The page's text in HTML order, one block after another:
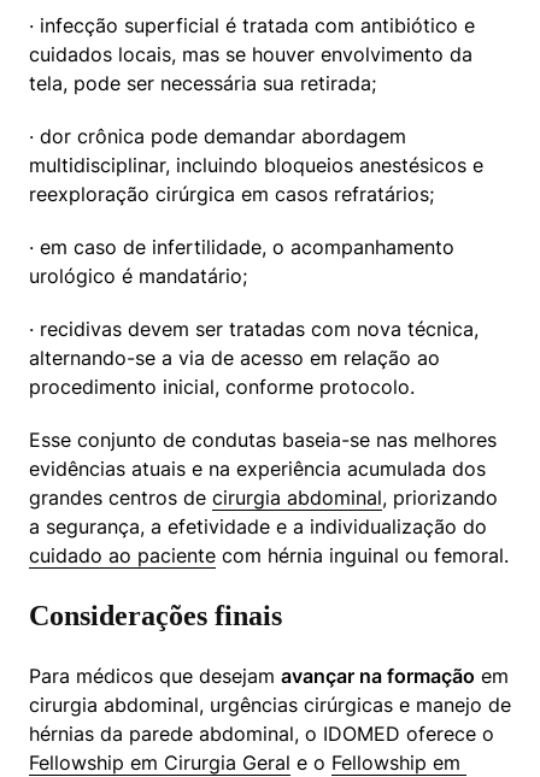
· infecção superficial é tratada com antibiótico e
cuidados locais, mas se houver envolvimento da
tela, pode ser necessária sua retirada;
· dor crônica pode demandar abordagem
multidisciplinar, incluindo bloqueios anestésicos e
reexploração cirúrgica em casos refratários;
· em caso de infertilidade, o acompanhamento
urológico é mandatário;
· recidivas devem ser tratadas com nova técnica,
alternando-se a via de acesso em relação ao
procedimento inicial, conforme protocolo.
Esse conjunto de condutas baseia-se nas melhores
evidências atuais e na experiência acumulada dos
grandes centros de cirurgia abdominal, priorizando
cuidado ao paciente com hérnia inguinal ou femoral.
Considerações finais
Para médicos que desejam avançar na formação em
cirurgia abdominal, urgências cirúrgicas e manejo de
Fellowship em Cirurgia Geral e o Fellowship em